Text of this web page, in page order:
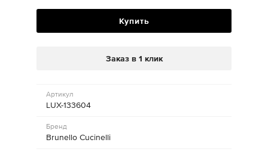
Купить
Заказ в 1 клик
Артикул
LUX-133604
Бренд
Brunello Cucinelli